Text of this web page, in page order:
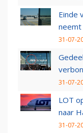
Einde
neemt
31-07-
31-07-
LOT
naar
31-07-